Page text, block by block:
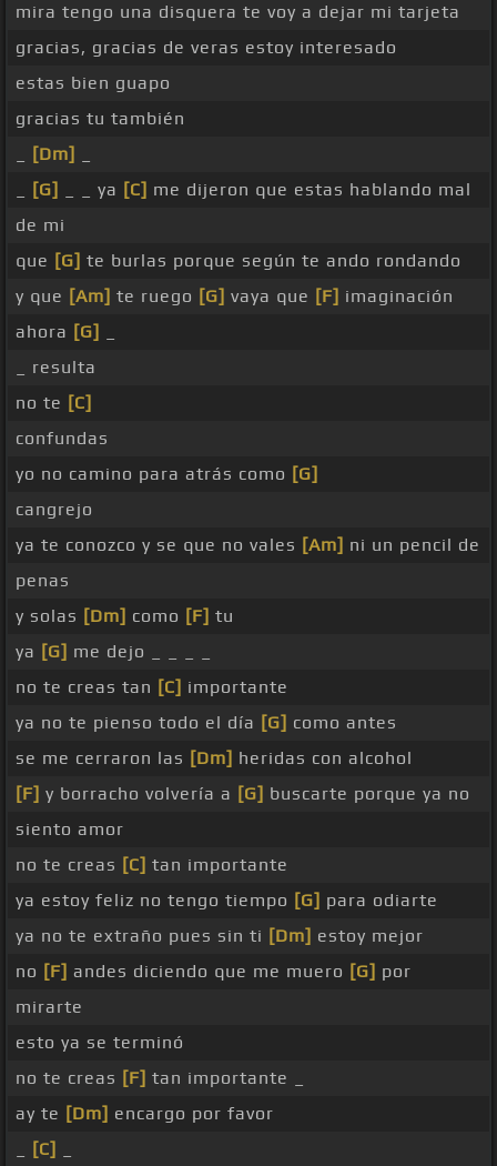
mira tengo una disquera te voy a dejar mi tarjeta
gracias, gracias de veras estoy interesado
estas bien guapo
gracias tu también
[Dm]
[G] _ _ ya [C] me dijeron que estas hablando mal
de mi
que [G] te burlas porque según te ando rondando
y que [Am] te ruego [G] vaya que [F] imaginación
ahora [G]
_ resulta
no te [C]
confundas
yo no camino para atrás como [G]
cangrejo
ya te conozco y se que no vales [Am] ni un pencil de
penas
y solas [Dm] como [F] tu
ya [G] me dejo _ _ _ _
no te creas tan [C] importante
ya no te pienso todo el día [G] como antes
se me cerraron las [Dm] heridas con alcohol
[F] y borracho volvería a [G] buscarte porque ya no
siento amor
no te creas [C] tan importante
ya estoy feliz no tengo tiempo [G] para odiarte
ya no te extraño pues sin ti [Dm] estoy mejor
no [F] andes diciendo que me muero [G] por
mirarte
esto ya se terminó
no te creas [F] tan importante _
ay te [Dm] encargo por favor
[C]